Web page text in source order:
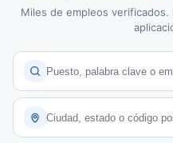
Miles de empleos